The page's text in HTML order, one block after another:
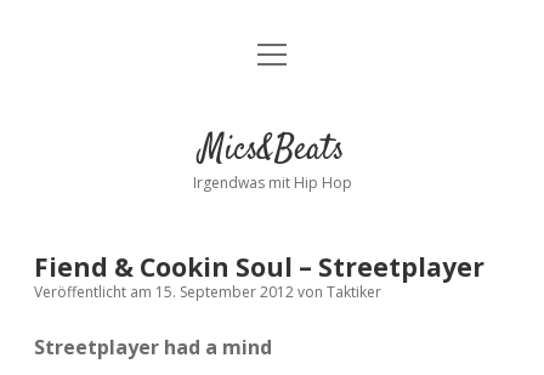
Kontakt
facebookinstagram
bandcamp
spotify
Menü
Mics&Beats
Irgendwas mit Hip Hop
Fiend & Cookin Soul – Streetplayer
Veröffentlicht am 15. September 2012von Taktiker
Streetplayer had a mind